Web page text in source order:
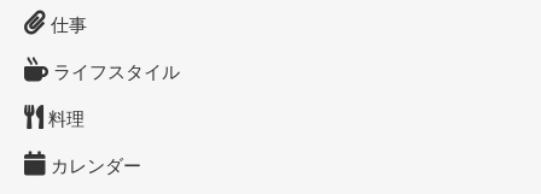
仕事
ライフスタイル
料理
カレンダー